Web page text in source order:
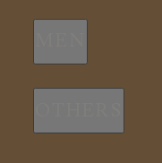
新商品
スリープウェア
ルームウェア
新商品